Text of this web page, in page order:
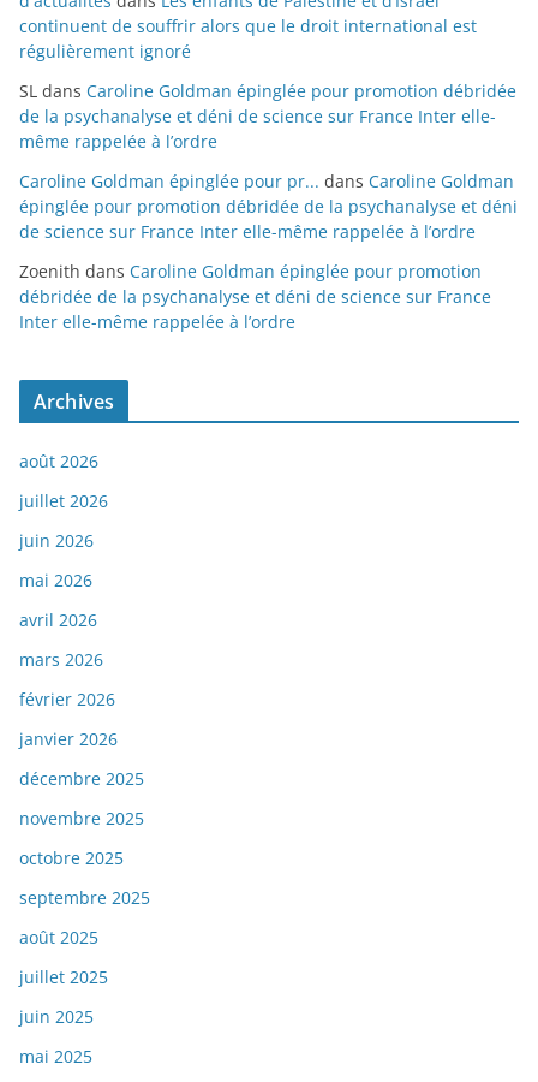
continuent de souffrir alors que le droit international est
régulièrement ignoré
SL dans Caroline Goldman épinglée pour promotion débridée
de la psychanalyse et déni de science sur France Inter elle-
même rappelée à l’ordre
Caroline Goldman épinglée pour pr... dans Caroline Goldman
épinglée pour promotion débridée de la psychanalyse et déni
de science sur France Inter elle-même rappelée à l’ordre
Zoenith dans Caroline Goldman épinglée pour promotion
débridée de la psychanalyse et déni de science sur France
Inter elle-même rappelée à l’ordre
Archives
août 2026
juillet 2026
juin 2026
mai 2026
avril 2026
mars 2026
février 2026
janvier 2026
décembre 2025
novembre 2025
octobre 2025
septembre 2025
août 2025
juillet 2025
juin 2025
mai 2025